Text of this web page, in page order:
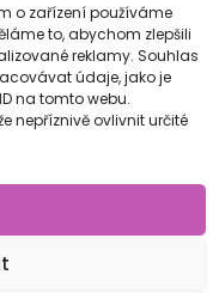
o zařízení používáme
to, abychom zlepšili
reklamy. Souhlas
údaje, jako je
na tomto webu.
nepříznivě ovlivnit určité
4 Další